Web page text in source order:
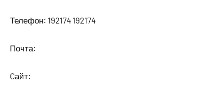
Телефон: 192174 192174
Почта:
Cайт: